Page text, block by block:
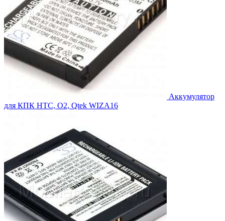
Аккумулятор
для КПК HTC, O2, Qtek WIZA16